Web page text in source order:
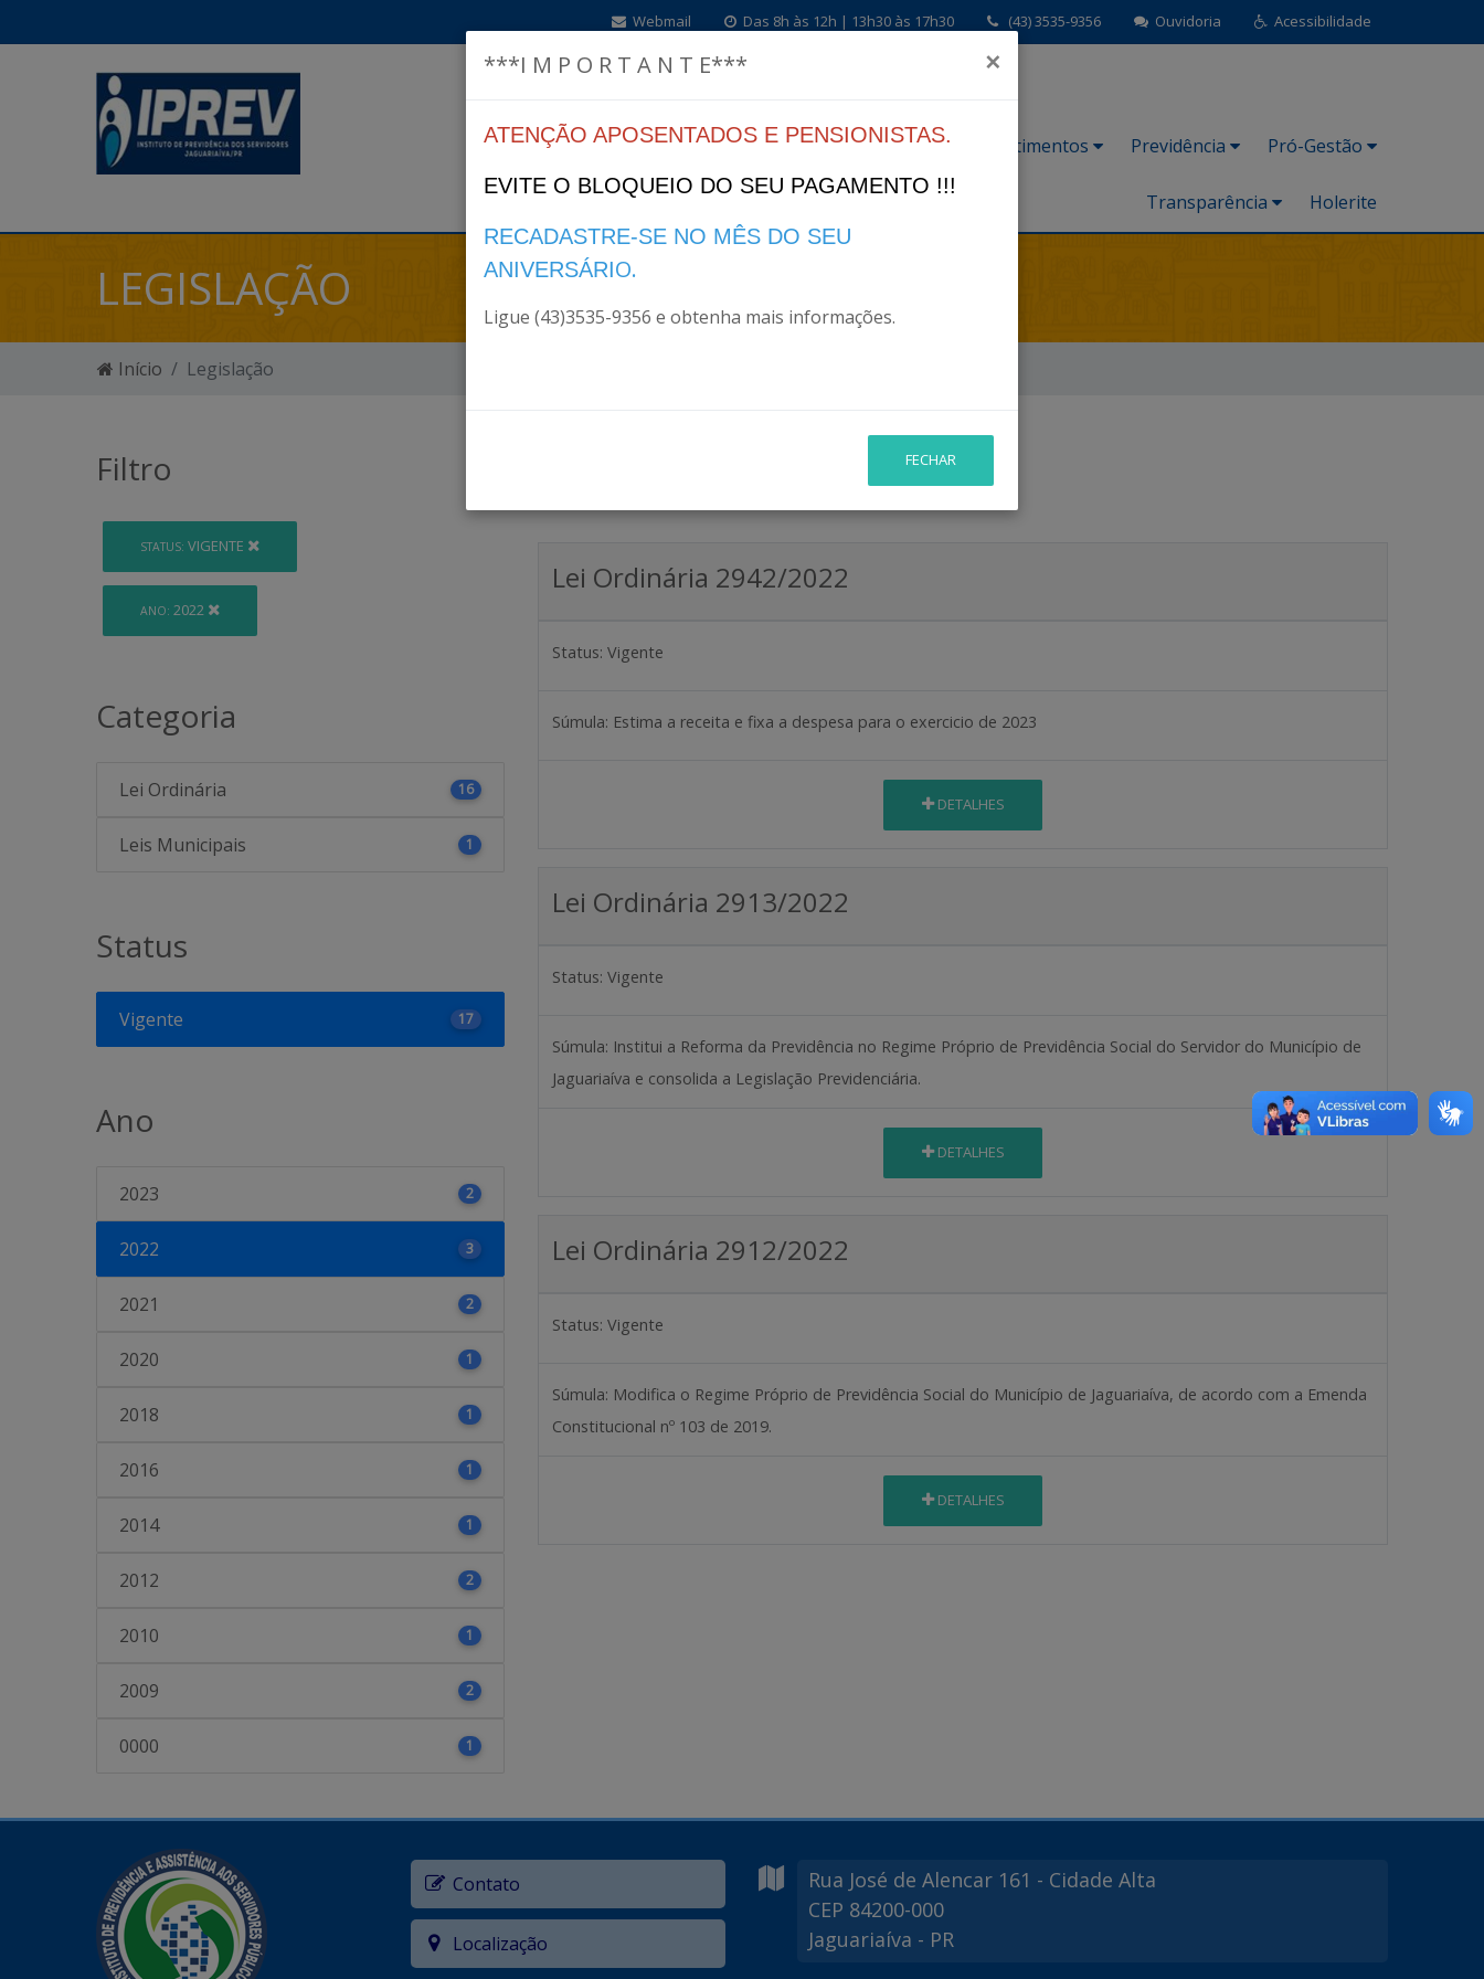
Acessibilidade
Ouvidoria
(43) 3535-9356
Das 8h às 12h | 13h30 às 17h30
Webmail
Home Institucional Legislação Finanças Investimentos Previdência Pró-Gestão
Transparência Holerite
LEGISLAÇÃO
Início Legislação
Filtro
STATUS: VIGENTE
ANO: 2022
Categoria
Lei Ordinária 16
Leis Municipais 1
Status
Vigente 17
Ano
2023 2
2022 3
2021 2
2020 1
2018 1
2016 1
2014 1
2012 2
2010 1
2009 2
0000 1
Lei Ordinária 2942/2022
Status: Vigente
Súmula: Estima a receita e fixa a despesa para o exercicio de 2023
DETALHES
Lei Ordinária 2913/2022
Status: Vigente
Súmula: Institui a Reforma da Previdência no Regime Próprio de Previdência Social do Servidor do Município de
Jaguariaíva e consolida a Legislação Previdenciária.
DETALHES
Lei Ordinária 2912/2022
Status: Vigente
Súmula: Modifica o Regime Próprio de Previdência Social do Município de Jaguariaíva, de acordo com a Emenda
Constitucional nº 103 de 2019.
DETALHES
***I M P O R T A N T E*** ×
ATENÇÃO APOSENTADOS E PENSIONISTAS.
EVITE O BLOQUEIO DO SEU PAGAMENTO !!!
RECADASTRE-SE NO MÊS DO SEU
ANIVERSÁRIO.
Ligue (43)3535-9356 e obtenha mais informações.
FECHAR
Contato
Localização
Rua José de Alencar 161 - Cidade Alta
CEP 84200-000
Jaguariaíva - PR